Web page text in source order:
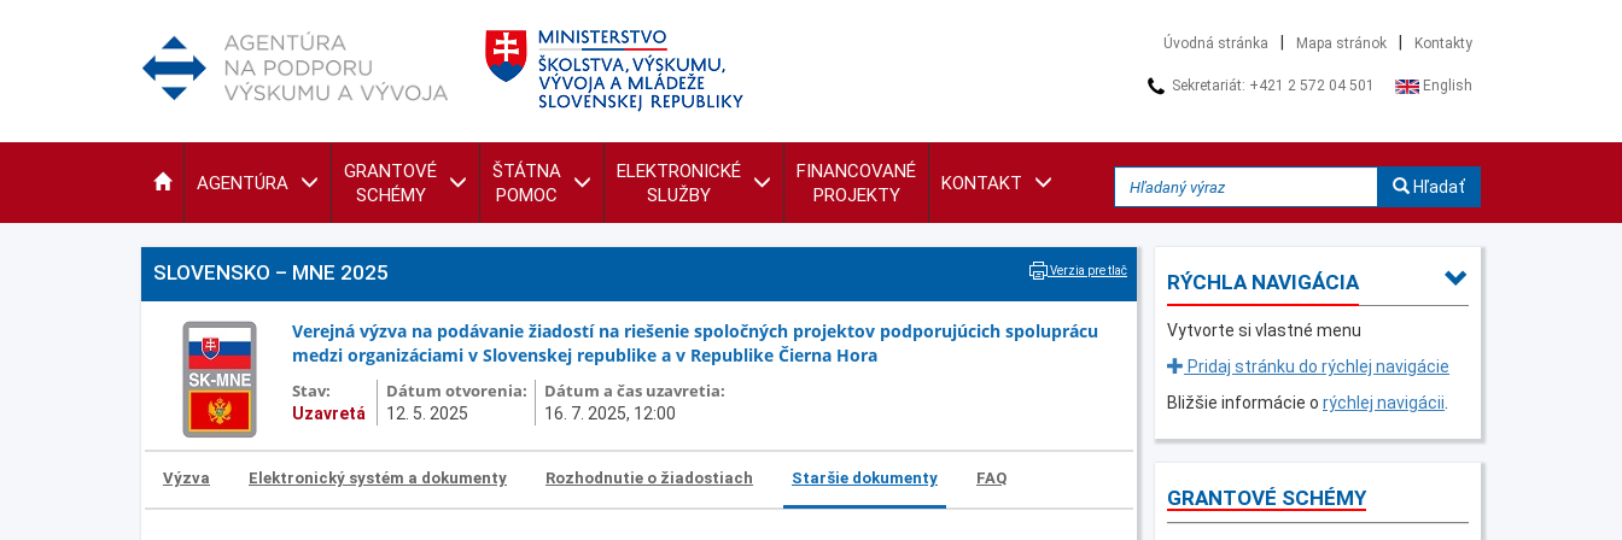
Úvodná stránka Mapa stránok Kontakty
Sekretariát: +421 2 572 04 501 English
AGENTÚRA
GRANTOVÉ
SCHÉMY
ŠTÁTNA
POMOC
ELEKTRONICKÉ
SLUŽBY
FINANCOVANÉ
PROJEKTY
KONTAKT Hľadať
SLOVENSKO – MNE 2025 Verzia pre tlač
Verejná výzva na podávanie žiadostí na riešenie spoločných projektov podporujúcich spoluprácu
medzi organizáciami v Slovenskej republike a v Republike Čierna Hora
Stav:
Uzavretá
Dátum otvorenia:
12. 5. 2025
Dátum a čas uzavretia:
16. 7. 2025, 12:00
Výzva Elektronický systém a dokumenty Rozhodnutie o žiadostiach Staršie dokumenty FAQ
RÝCHLA NAVIGÁCIA
Vytvorte si vlastné menu
Pridaj stránku do rýchlej navigácie
Bližšie informácie o rýchlej navigácii
GRANTOVÉ SCHÉMY